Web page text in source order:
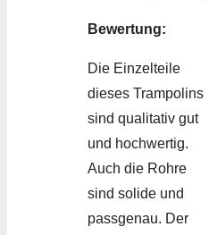
Bewertung:
Die Einzelteile
dieses Trampolins
sind qualitativ gut
und hochwertig.
Auch die Rohre
sind solide und
passgenau. Der